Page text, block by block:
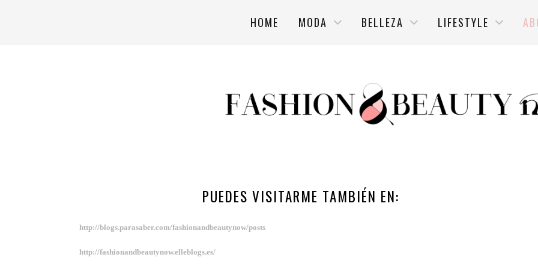
HOME MODA BELLEZA LIFESTYLE
PUEDES VISITARME TAMBIÉN EN:
http://blogs.parasaber.com/fashionandbeautynow/posts
http://fashionandbeautynow.elleblogs.es/